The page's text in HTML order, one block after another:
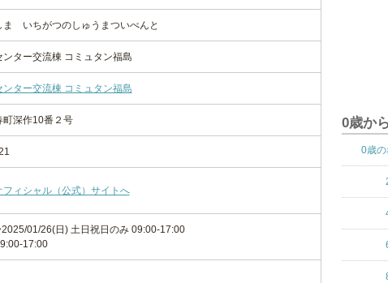
ま いちがつのしゅうまついべんと
ター交流棟 コミュタン福島
ター交流棟 コミュタン福島
町深作10番２号
フィシャル（公式）サイトへ
01/26(日) 土日祝日のみ 09:00-17:00
17:00
0歳か
0歳